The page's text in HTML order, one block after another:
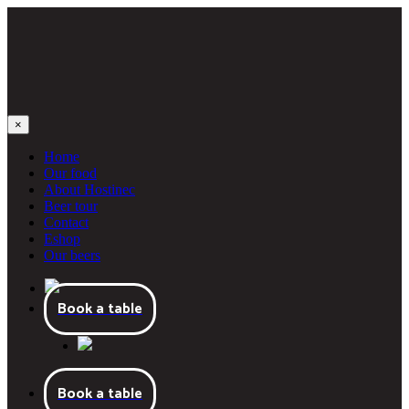
×
Home
Our food
About Hostinec
Beer tour
Contact
Eshop
Our beers